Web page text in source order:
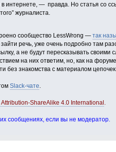
интернете, — правда. Но статья со
журналиста.
сообщество LessWrong — так
речь, уже очень подробно там
а не будут пересказывать своими
на них ответим, но, как на
без знакомства с материалом
Slack-чате.
ShareAlike 4.0 International .
сообщениях, если вы не модератор.